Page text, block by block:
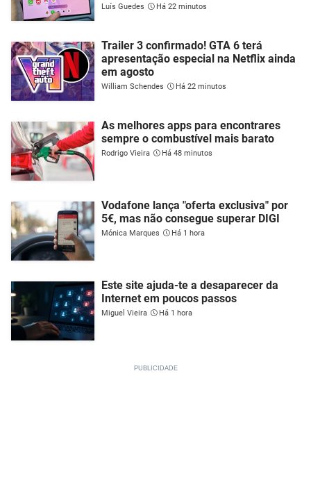
Luís Guedes Há 22 minutos
Trailer 3 confirmado! GTA 6 terá
apresentação especial na Netflix ainda
em agosto
William Schendes Há 22 minutos
As melhores apps para encontrares
sempre o combustível mais barato
Rodrigo Vieira Há 48 minutos
Vodafone lança "oferta exclusiva" por
5€, mas não consegue superar DIGI
Mónica Marques Há 1 hora
Este site ajuda-te a desaparecer da
Internet em poucos passos
Miguel Vieira Há 1 hora